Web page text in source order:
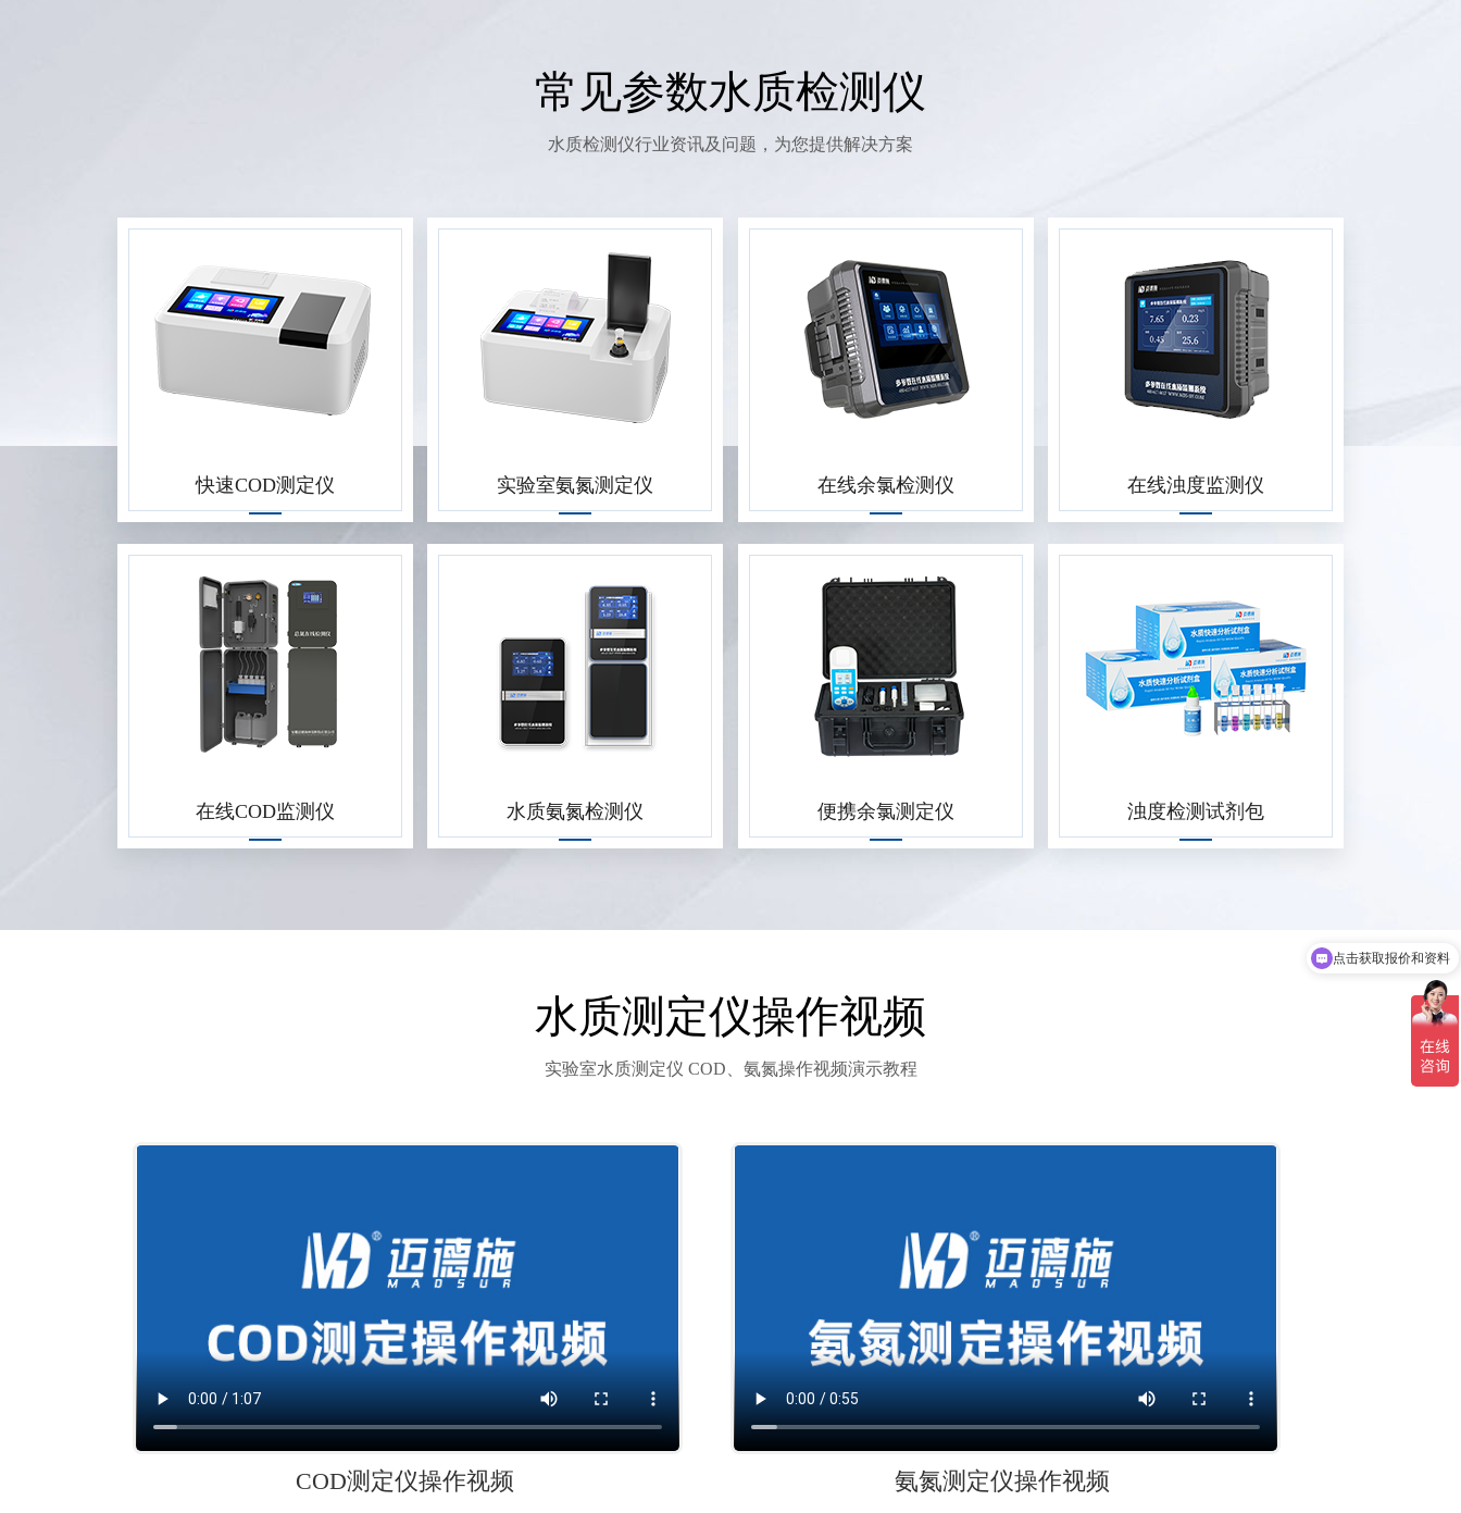
常见参数水质检测仪
水质检测仪行业资讯及问题，为您提供解决方案
快速COD测定仪 实验室氨氮测定仪 在线余氯检测仪 在线浊度监测仪
在线COD监测仪 水质氨氮检测仪 便携余氯测定仪 浊度检测试剂包
水质测定仪操作视频
实验室水质测定仪 COD、氨氮操作视频演示教程
COD测定仪操作视频 氨氮测定仪操作视频
点击获取报价和资料